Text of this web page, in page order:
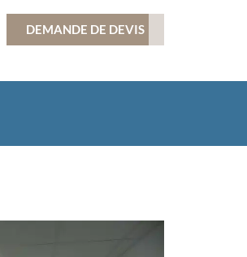
DEMANDE DE DEVIS